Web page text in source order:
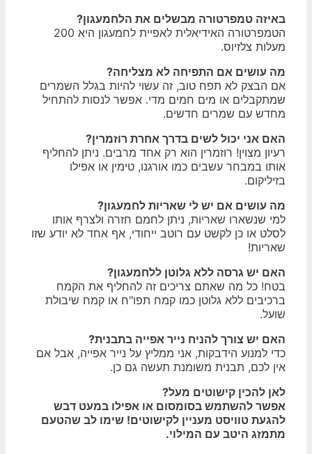
באיזה טמפרטורה מבשלים את הלחמעגון?
הטמפרטורה האידיאלית לאפיית לחמעגון היא 200
מעלות צלזיוס.
מה עושים אם התפיחה לא מצליחה?
אם הבצק לא תפח טוב, זה עשוי להיות בגלל השמרים
שמתקבלים או מים חמים מדי. אפשר לנסות להתחיל
מחדש עם שמרים חדשים.
האם אני יכול לשים בדרך אחרת רוזמרין?
רעיון מצוין! רוזמרין הוא רק אחד מרבים. ניתן להחליף
אותו במבחר עשבים כמו אורגנו, טימין או אפילו
בזיליקום.
מה עושים אם יש לי שאריות לחמעגון?
למי שנשארו שאריות, ניתן לחמם חזרה ולצרף אותו
לסלט או כן לקשט עם רוטב ייחודי, אף אחד לא יודע שזו
שאריות!
האם יש גרסה ללא גלוטן ללחמעגון?
בטח! כל מה שאתם צריכים זה להחליף את הקמח
ברכיבים ללא גלוטן כמו קמח תפו"ח או קמח שיבולת
שועל.
האם יש צורך להניח נייר אפייה בתבנית?
כדי למנוע הידבקות, אני ממליץ על נייר אפייה, אבל אם
אין לכם, תבנית משומנת תעשה גם כן.
לאן להכין קישוטים מעל?
אפשר להשתמש בסומסום או אפילו במעט דבש
להגעת טוויסט מעניין לקישוטים! שימו לב שהטעם
מתמזג היטב עם המילוי.